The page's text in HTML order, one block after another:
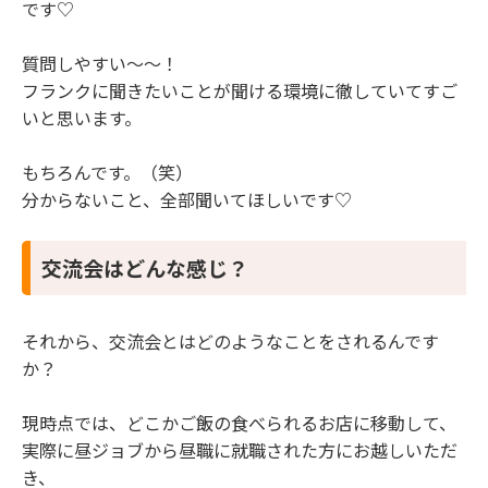
です♡
質問しやすい〜〜！
フランクに聞きたいことが聞ける環境に徹していてすご
いと思います。
もちろんです。（笑）
分からないこと、全部聞いてほしいです♡
交流会はどんな感じ？
それから、交流会とはどのようなことをされるんです
か？
現時点では、どこかご飯の食べられるお店に移動して、
実際に昼ジョブから昼職に就職された方にお越しいただ
き、